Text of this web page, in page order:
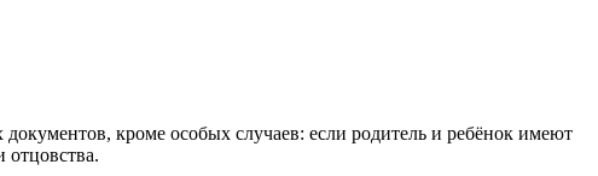
кроме особых случаев: если родитель и ребёнок имеют
отцовства.